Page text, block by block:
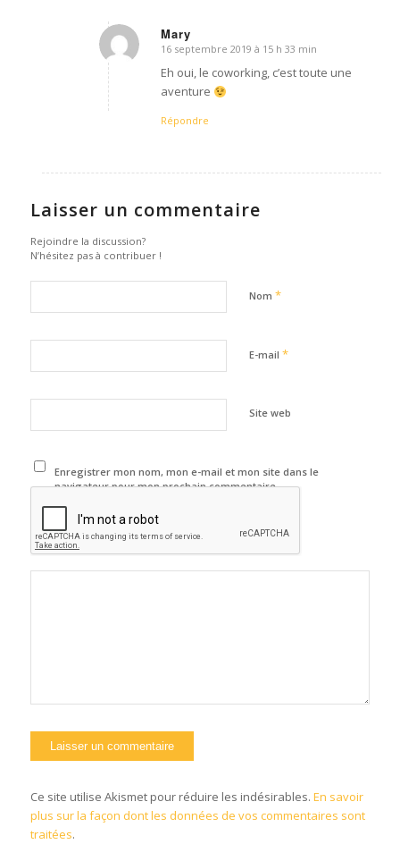
Mary
dit
16 septembre 2019 à 15 h 33 min
Eh oui, le coworking, c’est toute une
aventure
Répondre
Laisser un commentaire
Rejoindre la discussion?
N’hésitez pas à contribuer !
Nom *
E-mail *
Site web
Enregistrer mon nom, mon e-mail et mon site dans le
navigateur pour mon prochain commentaire.
Ce site utilise Akismet pour réduire les indésirables. En savoir
plus sur la façon dont les données de vos commentaires sont
traitées.